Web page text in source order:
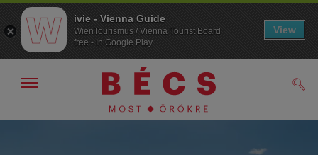
A
A
Navigáció
elrejtése
ivie - Vienna Guide
WienTourismus / Vienna Tourist Board
free - In Google Play
View